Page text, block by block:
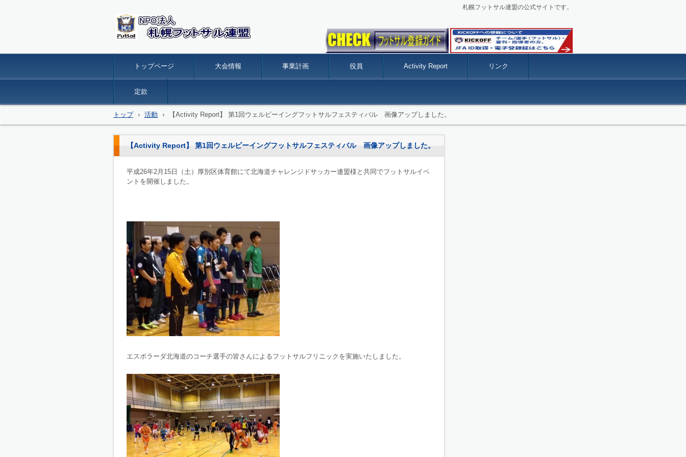
札幌フットサル連盟の公式サイトです。
トップページ 大会情報 事業計画 役員 Activity Report リンク
定款
トップ › 活動 › 【Activity Report】 第1回ウェルビーイングフットサルフェスティバル 画像アップしました。
【Activity Report】 第1回ウェルビーイングフットサルフェスティバル 画像アップしました。
平成26年2月15日（土）厚別区体育館にて北海道チャレンジドサッカー連盟様と共同でフットサルイベ
ントを開催しました。
エスポラーダ北海道のコーチ選手の皆さんによるフットサルフリニックを実施いたしました。